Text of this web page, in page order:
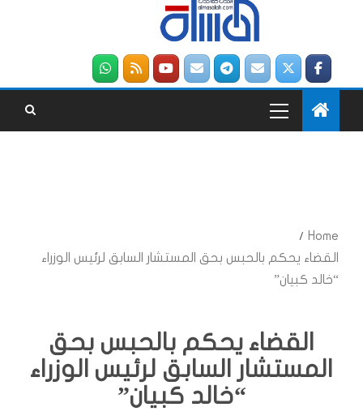
Home
القضاء يحكم بالحبس بحق المستشار السابق لرئيس الوزراء
“خالد كبيان”
القضاء يحكم بالحبس بحق
المستشار السابق لرئيس الوزراء
“خالد كبيان”